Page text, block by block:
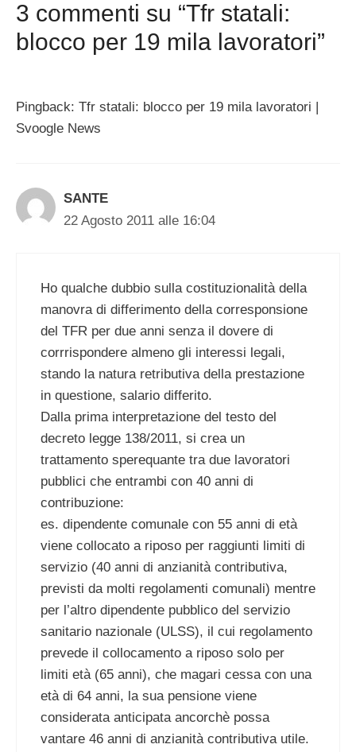
3 commenti su “Tfr statali:
blocco per 19 mila lavoratori”
Pingback: Tfr statali: blocco per 19 mila lavoratori |
Svoogle News
SANTE
22 Agosto 2011 alle 16:04
Ho qualche dubbio sulla costituzionalità della
manovra di differimento della corresponsione
del TFR per due anni senza il dovere di
corrrispondere almeno gli interessi legali,
stando la natura retributiva della prestazione
in questione, salario differito.
Dalla prima interpretazione del testo del
decreto legge 138/2011, si crea un
trattamento sperequante tra due lavoratori
pubblici che entrambi con 40 anni di
contribuzione:
es. dipendente comunale con 55 anni di età
viene collocato a riposo per raggiunti limiti di
servizio (40 anni di anzianità contributiva,
previsti da molti regolamenti comunali) mentre
per l’altro dipendente pubblico del servizio
sanitario nazionale (ULSS), il cui regolamento
prevede il collocamento a riposo solo per
limiti età (65 anni), che magari cessa con una
età di 64 anni, la sua pensione viene
considerata anticipata ancorchè possa
vantare 46 anni di anzianità contributiva utile.